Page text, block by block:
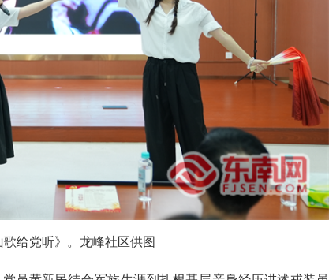
给党听》。龙峰社区供图